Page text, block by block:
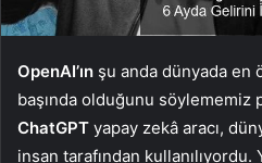
OpenAI’ın şu anda dünyada
başında olduğunu söylememiz
ChatGPT yapay zekâ aracı,
insan tarafından kullanılıyordu.